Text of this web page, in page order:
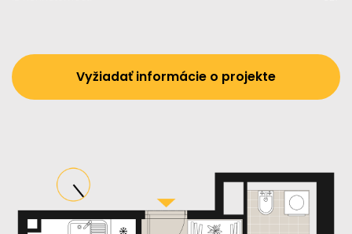
Vyžiadať informácie o projekte